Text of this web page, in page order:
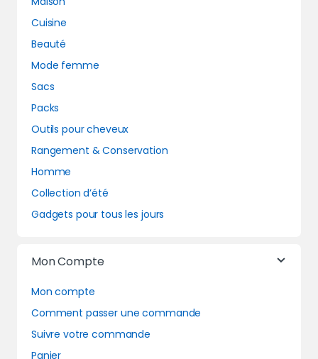
Cuisine
Beauté
Mode femme
Sacs
Packs
Outils pour cheveux
Rangement & Conservation
Homme
Collection d’été
Gadgets pour tous les jours
Mon Compte
Mon compte
Comment passer une commande
Suivre votre commande
Panier